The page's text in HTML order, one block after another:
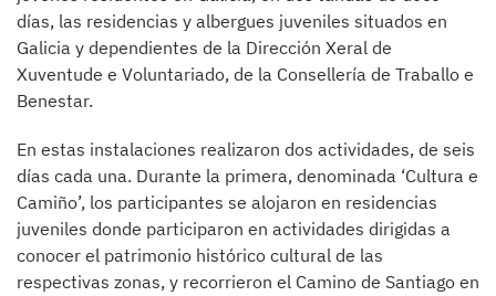
días, las residencias y albergues juveniles situados en
Galicia y dependientes de la Dirección Xeral de
Xuventude e Voluntariado, de la Consellería de Traballo e
Benestar.
En estas instalaciones realizaron dos actividades, de seis
días cada una. Durante la primera, denominada ‘Cultura e
Camiño’, los participantes se alojaron en residencias
juveniles donde participaron en actividades dirigidas a
conocer el patrimonio histórico cultural de las
respectivas zonas, y recorrieron el Camino de Santiago en